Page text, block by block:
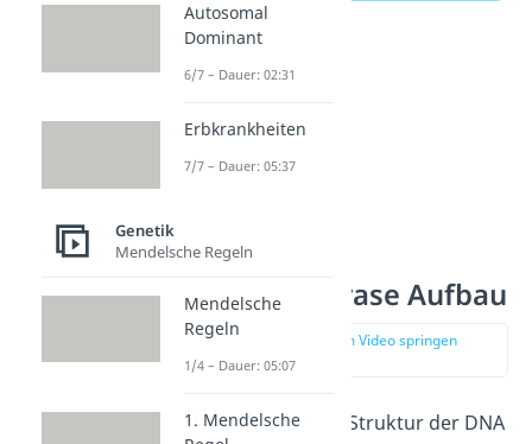
DNA Polymerase Aufbau
zur Stelle im Video springen
(00:21)
Der Aufbau und die Struktur der DNA
Autosomal
Dominant
6/7 – Dauer: 02:31
Erbkrankheiten
7/7 – Dauer: 05:37
Genetik
Mendelsche Regeln
Mendelsche
Regeln
1/4 – Dauer: 05:07
1. Mendelsche